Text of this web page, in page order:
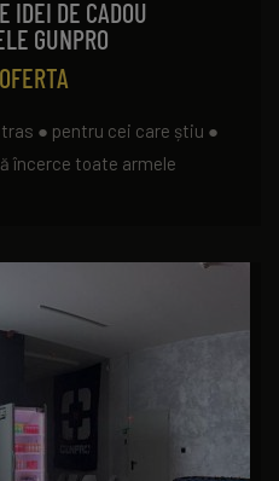
IDEI DE CADOU
GUNPRO
● pentru cei care știu ●
încerce toate armele